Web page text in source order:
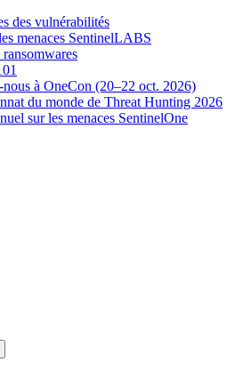
des vulnérabilités
menaces SentinelLABS
à OneCon (20–22 oct. 2026)
du monde de Threat Hunting 2026
sur les menaces SentinelOne